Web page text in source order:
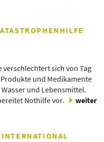
verschlechtert sich von Tag
und Medikamente
und Lebensmittel.
Nothilfe vor.
weiter